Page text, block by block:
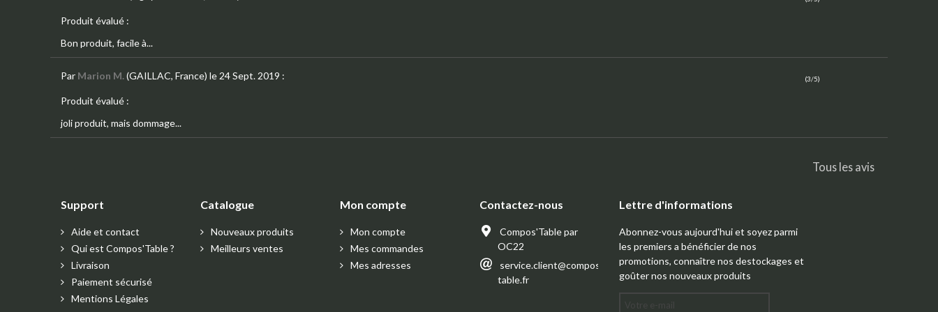
Produit évalué :
Bon produit, facile à...
Par Marion M.(GAILLAC, France) le 24 Sept. 2019 : (3/5)
Produit évalué :
joli produit, mais dommage...
Tous les avis
Support
Aide et contact
Qui est Compos'Table ?
Livraison
Paiement sécurisé
Mentions Légales
Catalogue
Nouveaux produits
Meilleurs ventes
Mon compte
Mon compte
Mes commandes
Mes adresses
Contactez-nous
Compos'Table par
OC22
service.client@compos-
table.fr
Lettre d'informations
Abonnez-vous aujourd'hui et soyez parmi
les premiers a bénéficier de nos
promotions, connaître nos destockages et
goûter nos nouveaux produits